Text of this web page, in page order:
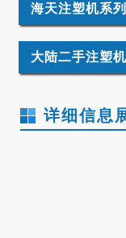
海天注塑机系列
大陆二手注塑机
详细信息